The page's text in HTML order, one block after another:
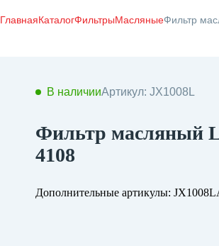
ГлавнаяКаталогФильтрыМасляныеФильтр
В наличииАртикул: JX1008L
Фильтр масляный
4108
Дополнительные артикулы: